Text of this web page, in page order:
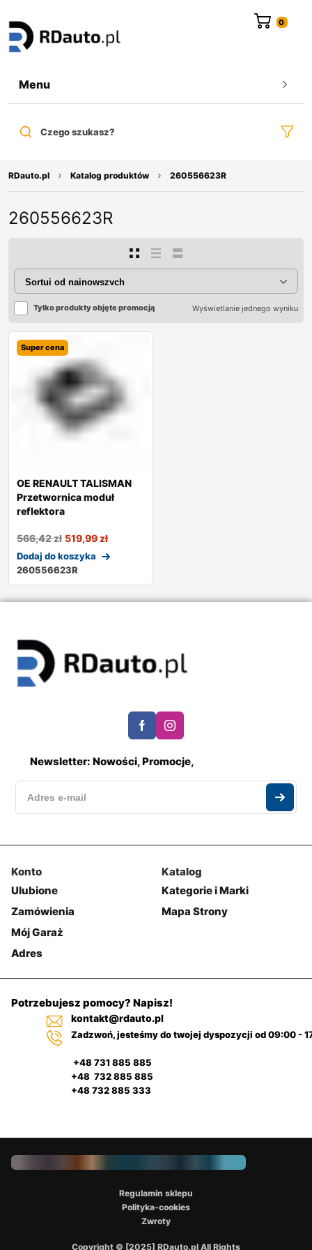
Menu
Czego szukasz?
RDauto.pl Katalog produktów 260556623R
260556623R
Tylko produkty objęte promocją Wyświetlanie jednego wyniku
Super cena
OE RENAULT TALISMAN
Przetwornica moduł
reflektora
566,42zł 519,99zł
Dodaj do koszyka
260556623R
Newsletter: Nowości, Promocje,
Konto
Ulubione
Zamówienia
Mój Garaż
Adres
Katalog
Kategorie i Marki
Mapa Strony
Potrzebujesz pomocy? Napisz!
kontakt@rdauto.pl
Zadzwoń, jesteśmy do twojej dyspozycji od 09:00 -
+48 731 885 885
+48 732 885 885
+48 732 885 333
Copyright © [2025] RDauto.pl All Rights
Regulamin sklepu
Polityka-cookies
Zwroty